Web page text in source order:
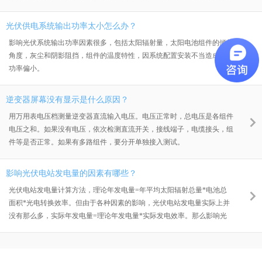
很多好多，简单和大家分享下：告诉您家庭安装光伏电站的4大理由
光伏供电系统输出功率太小怎么办？
影响光伏系统输出功率因素很多，包括太阳辐射量，太阳电池组件的倾斜
角度，灰尘和阴影阻挡，组件的温度特性，因系统配置安装不当造成系统
功率偏小。
逆变器屏幕没有显示是什么原因？
用万用表电压档测量逆变器直流输入电压。电压正常时，总电压是各组件
电压之和。如果没有电压，依次检测直流开关，接线端子，电缆接头，组
件等是否正常。如果有多路组件，要分开单独接入测试。
影响光伏电站发电量的因素有哪些？
光伏电站发电量计算方法，理论年发电量=年平均太阳辐射总量*电池总
面积*光电转换效率。但由于各种因素的影响，光伏电站发电量实际上并
没有那么多，实际年发电量=理论年发电量*实际发电效率。那么影响光